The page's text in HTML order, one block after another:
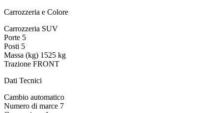
Carrozzeria e Colore
Carrozzeria SUV
Porte 5
Posti 5
Massa (kg) 1525 kg
Trazione FRONT
Dati Tecnici
Cambio automatico
Numero di marce 7